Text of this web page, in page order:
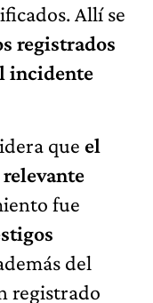
Allí se
registrados
incidente
que el
fue
del
registrado